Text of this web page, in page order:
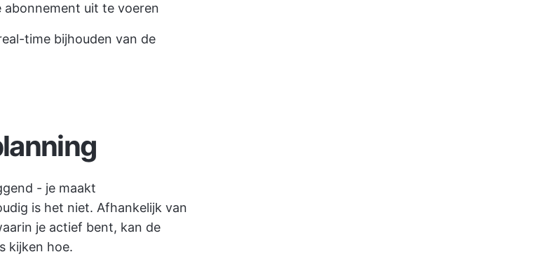
abonnement uit te voeren
time bijhouden van de
- je maakt
is het niet. Afhankelijk van
je actief bent, kan de
kijken hoe.